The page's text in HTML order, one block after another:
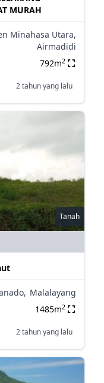
MURAH
Minahasa Utara,
Airmadidi
792m2
2 tahun yang lalu
Tanah
Malalayang
1485m2
2 tahun yang lalu